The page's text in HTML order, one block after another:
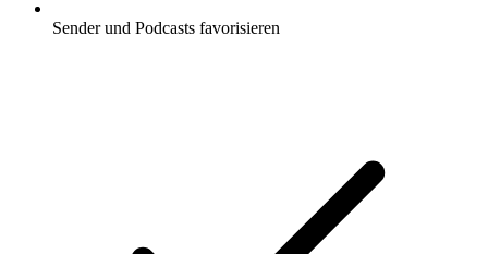
Sender und Podcasts favorisieren